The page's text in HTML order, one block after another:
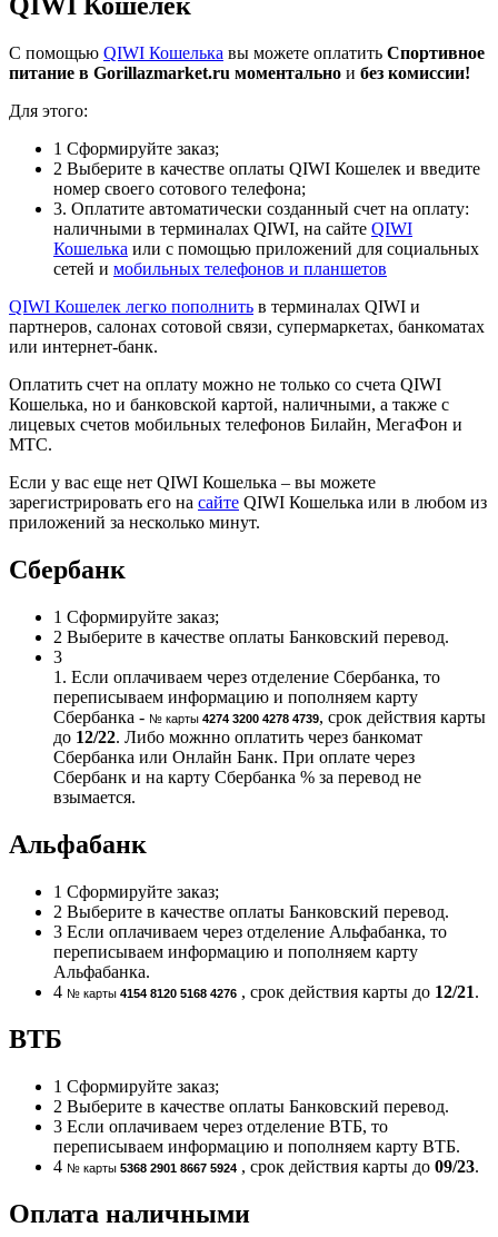
QIWI Кошелек
С помощью QIWI Кошелька вы можете оплатить Спортивное
питание в Gorillazmarket.ru моментально и без комиссии!
Для этого:
1 Сформируйте заказ;
2 Выберите в качестве оплаты QIWI Кошелек и введите
номер своего сотового телефона;
3. Оплатите автоматически созданный счет на оплату:
наличными в терминалах QIWI, на сайте QIWI
Кошелька или с помощью приложений для социальных
сетей и мобильных телефонов и планшетов
QIWI Кошелек легко пополнить в терминалах QIWI и
партнеров, салонах сотовой связи, супермаркетах, банкоматах
или интернет-банк.
Оплатить счет на оплату можно не только со счета QIWI
Кошелька, но и банковской картой, наличными, а также с
лицевых счетов мобильных телефонов Билайн, МегаФон и
МТС.
Если у вас еще нет QIWI Кошелька – вы можете
зарегистрировать его на сайте QIWI Кошелька или в любом из
приложений за несколько минут.
Сбербанк
1 Сформируйте заказ;
2 Выберите в качестве оплаты Банковский перевод.
3
1. Если оплачиваем через отделение Сбербанка, то
переписываем информацию и пополняем карту
Сбербанка - № карты 4274 3200 4278 4739, срок действия карты
до 12/22. Либо можнно оплатить через банкомат
Сбербанка или Онлайн Банк. При оплате через
Сбербанк и на карту Сбербанка % за перевод не
взымается.
Альфабанк
1 Сформируйте заказ;
2 Выберите в качестве оплаты Банковский перевод.
3 Если оплачиваем через отделение Альфабанка, то
переписываем информацию и пополняем карту
Альфабанка.
4 № карты 4154 8120 5168 4276 , срок действия карты до 12/21.
ВТБ
1 Сформируйте заказ;
2 Выберите в качестве оплаты Банковский перевод.
3 Если оплачиваем через отделение ВТБ, то
переписываем информацию и пополняем карту ВТБ.
4 № карты 5368 2901 8667 5924 , срок действия карты до 09/23.
Оплата наличными